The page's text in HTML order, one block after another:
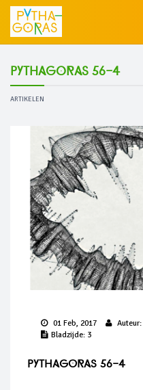
Pythagoras 56-4
ARTIKELEN
01 Feb, 2017 Auteur:
Bladzijde: 3
Pythagoras 56-4